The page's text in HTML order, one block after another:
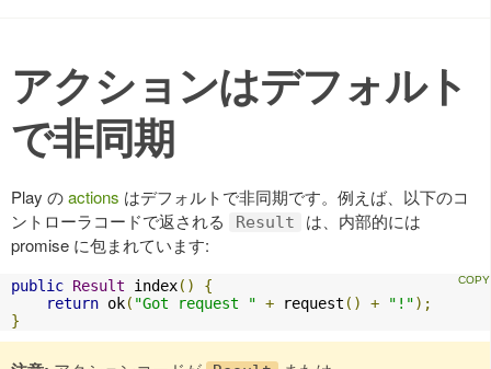
アクションはデフォルト
で非同期
Play のactions はデフォルトで非同期です。例えば、以下のコ
ントローラコードで返される
Result
は、内部的には
promise に包まれています:
public Result index()
{
return ok( "Got request " + request () + "!");
}